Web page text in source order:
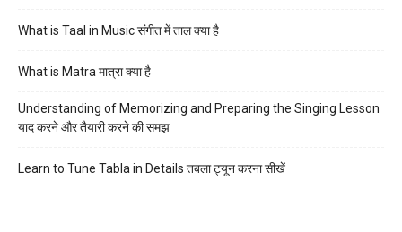
What is Taal in Music संगीत में ताल क्या है
What is Matra मात्रा क्या है
Understanding of Memorizing and Preparing the Singing Lesson
याद करने और तैयारी करने की समझ
Learn to Tune Tabla in Details तबला ट्यून करना सीखें